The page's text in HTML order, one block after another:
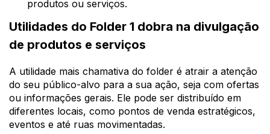
produtos ou serviços.
Utilidades do Folder 1 dobra na divulgação
de produtos e serviços
A utilidade mais chamativa do folder é atrair a atenção
do seu público-alvo para a sua ação, seja com ofertas
ou informações gerais. Ele pode ser distribuído em
diferentes locais, como pontos de venda estratégicos,
eventos e até ruas movimentadas.